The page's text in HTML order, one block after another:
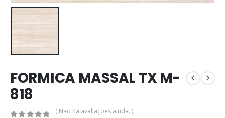
FORMICA MASSAL TX M-
818
( Não há avaliações ainda. )